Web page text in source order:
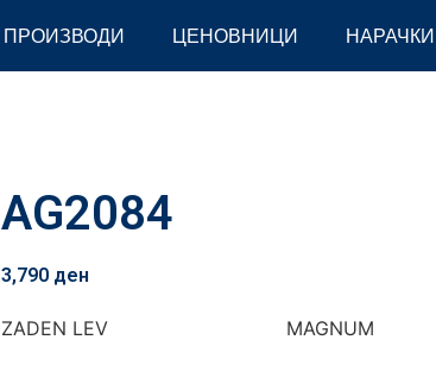
ПРОИЗВОДИ ЦЕНОВНИЦИ НАРАЧКИ
AG2084
3,790 ден
ZADEN LEV MAGNUM